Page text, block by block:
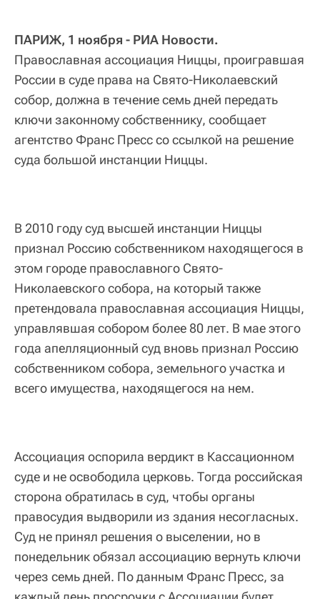
ПАРИЖ, 1 ноября - РИА Новости.
Православная ассоциация Ниццы, проигравшая
России в суде права на Свято-Николаевский
собор, должна в течение семь дней передать
ключи законному собственнику, сообщает
агентство Франс Пресс со ссылкой на решение
суда большой инстанции Ниццы.
В 2010 году суд высшей инстанции Ниццы
признал Россию собственником находящегося в
этом городе православного Свято-
Николаевского собора, на который также
претендовала православная ассоциация Ниццы,
управлявшая собором более 80 лет. В мае этого
года апелляционный суд вновь признал Россию
собственником собора, земельного участка и
всего имущества, находящегося на нем.
Ассоциация оспорила вердикт в Кассационном
суде и не освободила церковь. Тогда российская
сторона обратилась в суд, чтобы органы
правосудия выдворили из здания несогласных.
Суд не принял решения о выселении, но в
понедельник обязал ассоциацию вернуть ключи
через семь дней. По данным Франс Пресс, за